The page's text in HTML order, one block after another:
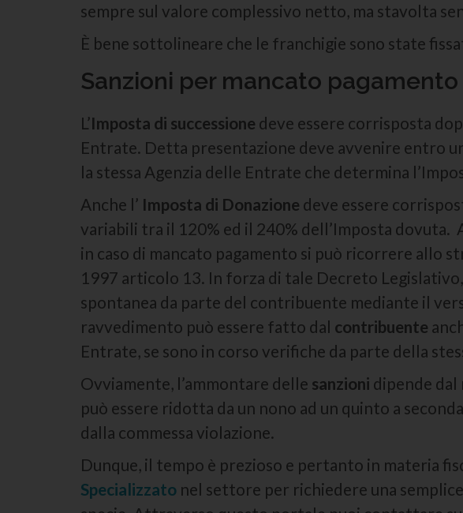
sempre sul valore complessivo netto, ma stavolta
È bene sottolineare che le franchigie sono state
Sanzioni per mancato
L’Imposta di successione deve essere corrisposta
Entrate. Detta presentazione deve avvenire entro
la stessa Agenzia delle Entrate che determina
Anche l’ Imposta di Donazione deve essere
variabili tra il 120% ed il 240% dell’Imposta
in caso di mancato pagamento si può ricorrere allo
1997 articolo 13. In forza di tale Decreto
spontanea da parte del contribuente mediante il
ravvedimento può essere fatto dal contribuente
Entrate, se sono in corso verifiche da parte della
Ovviamente, l’ammontare delle sanzioni dipende dal
può essere ridotta da un nono ad un quinto a
dalla commessa violazione.
Dunque, il tempo è prezioso e pertanto in materia
Specializzato nel settore per richiedere una